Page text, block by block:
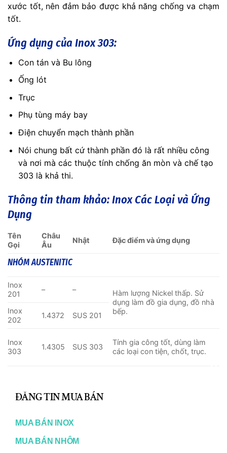
xước tốt, nên đảm bảo được khả năng chống va chạm
tốt.
Ứng dụng của Inox 303:
Con tán và Bu lông
Ống lót
Trục
Phụ tùng máy bay
Điện chuyển mạch thành phần
Nói chung bất cứ thành phần đó là rất nhiều công
và nơi mà các thuộc tính chống ăn mòn và chế tạo
303 là khả thi.
Thông tin tham khảo:Inox Các Loại và Ứng
Dụng
Tên
Gọi
Châu
Âu
Nhật Đặc điểm và ứng dụng
NHÓM AUSTENITIC
Inox
201
– –
Hàm lượng Nickel thấp. Sử
dụng làm đồ gia dụng, đồ nhà
bếp.
Inox
202
1.4372 SUS 201
Inox
303
1.4305 SUS 303
Tính gia công tốt, dùng làm
các loại con tiện, chốt, trục.
304
1.4301 SUS 304
Inox
ĐĂNG TIN MUA BÁN
MUA BÁN INOX
MUA BÁN NHÔM